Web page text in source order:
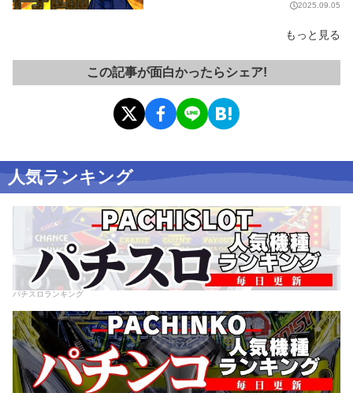
2025.09.05
もっと見る
この記事が面白かったらシェア!
人気ランキング
パチスロランキング